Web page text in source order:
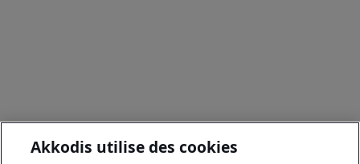
Akkodis utilise des cookies